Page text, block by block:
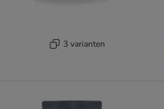
3 varianten